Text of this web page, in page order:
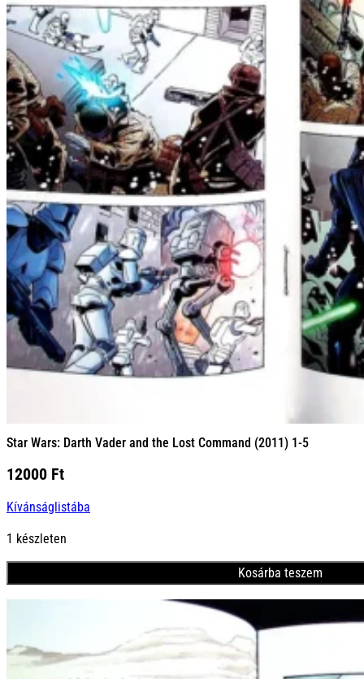
Star Wars: Darth Vader and the Lost Command (2011) 1-5
12000 Ft
Kívánságlistába
1 készleten
Kosárba teszem